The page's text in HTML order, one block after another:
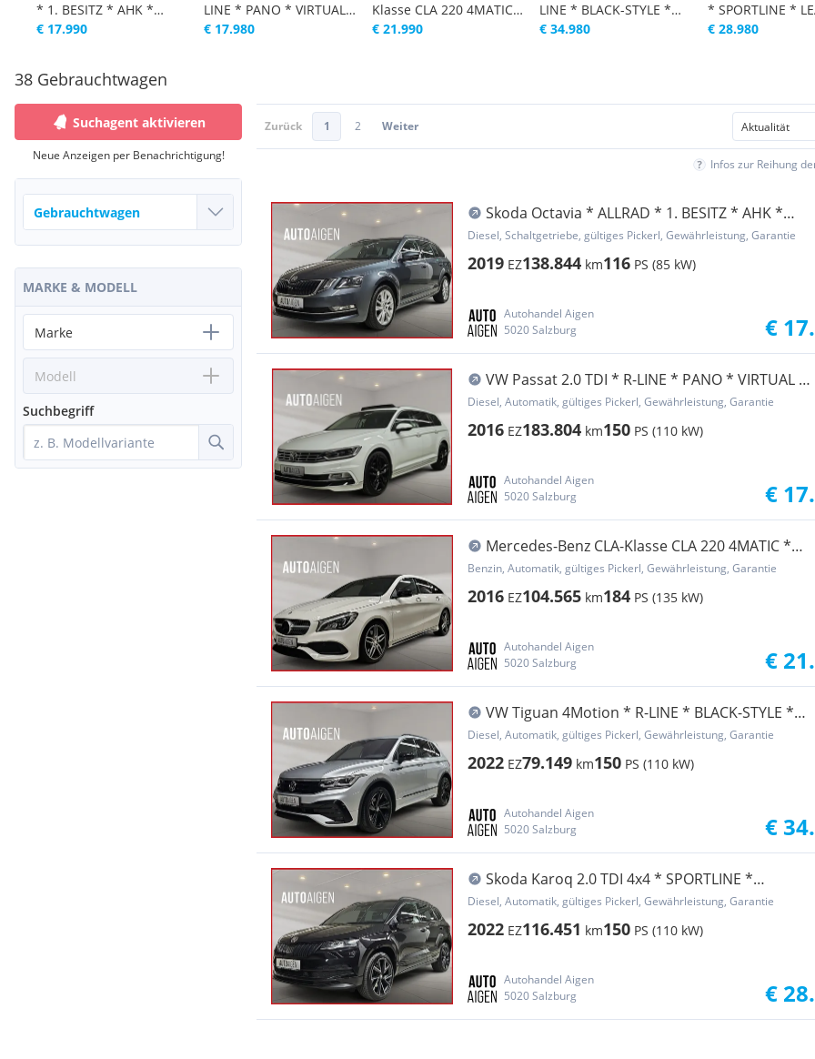
* 1. BESITZ * AHK *
KAMERA * V...
€ 17.990
LINE * PANO * VIRTUAL *
ACC ...
€ 17.980
Klasse CLA 220 4MATIC *
AMG-EXKLUSIV * 2.
€ 21.990
LINE * BLACK-STYLE *
LED * V...
€ 34.980
* SPORTLINE *
* AHK *...
€ 28.980
38 Gebrauchtwagen
Zurück 1 2 Weiter
Infos zur Reihung
Skoda Octavia * ALLRAD * 1. BESITZ * AHK *
KAMERA * V...
Diesel, Schaltgetriebe, gültiges Pickerl, Gewährleistung, Garantie
2019 EZ138.844 km116 PS (85 kW)
Autohandel Aigen
5020 Salzburg
€
VW Passat 2.0 TDI * R-LINE * PANO * VIRTUAL *
ACC ...
Diesel, Automatik, gültiges Pickerl, Gewährleistung, Garantie
2016 EZ183.804 km150 PS (110 kW)
Autohandel Aigen
5020 Salzburg
€
Mercedes-Benz CLA-Klasse CLA 220 4MATIC *
AMG-EXKLUSIV * 2. BESITZ * KAM...
Benzin, Automatik, gültiges Pickerl, Gewährleistung, Garantie
2016 EZ104.565 km184 PS (135 kW)
Autohandel Aigen
5020 Salzburg
€
VW Tiguan 4Motion * R-LINE * BLACK-STYLE *
LED * V...
Diesel, Automatik, gültiges Pickerl, Gewährleistung, Garantie
2022 EZ79.149 km150 PS (110 kW)
Autohandel Aigen
5020 Salzburg
€
Skoda Karoq 2.0 TDI 4x4 * SPORTLINE *
LEASING * AHK *...
Diesel, Automatik, gültiges Pickerl, Gewährleistung, Garantie
2022 EZ116.451 km150 PS (110 kW)
Autohandel Aigen
5020 Salzburg
€
Suchagent aktivieren
Neue Anzeigen per Benachrichtigung!
MARKE & MODELL
Marke
Modell
Suchbegriff